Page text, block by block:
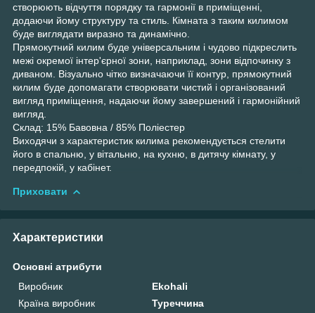
створюють відчуття порядку та гармонії в приміщенні,
додаючи йому структуру та стиль. Кімната з таким килимом
буде виглядати виразно та динамічно.
Прямокутний килим буде універсальним і чудово підкреслить
межі окремої інтер'єрної зони, наприклад, зони відпочинку з
диваном. Візуально чітко визначаючи її контур, прямокутний
килим буде допомагати створювати чистий і організований
вигляд приміщення, надаючи йому завершений і гармонійний
вигляд.
Склад: 15% Бавовна / 85% Поліестер
Виходячи з характеристик килима рекомендується стелити
його в спальню, у вітальню, на кухню, в дитячу кімнату, у
передпокій, у кабінет.
Приховати
Характеристики
Основні атрибути
Виробник
Ekohali
Країна виробник
Туреччина